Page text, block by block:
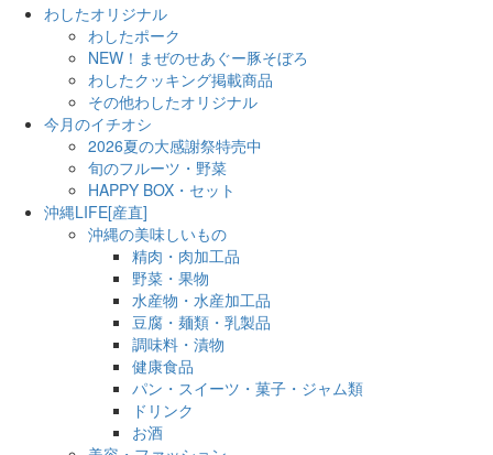
わしたオリジナル
わしたポーク
NEW！まぜのせあぐー豚そぼろ
わしたクッキング掲載商品
その他わしたオリジナル
今月のイチオシ
2026夏の大感謝祭特売中
旬のフルーツ・野菜
HAPPY BOX・セット
沖縄LIFE[産直]
沖縄の美味しいもの
精肉・肉加工品
野菜・果物
水産物・水産加工品
豆腐・麺類・乳製品
調味料・漬物
健康食品
パン・スイーツ・菓子・ジャム類
ドリンク
お酒